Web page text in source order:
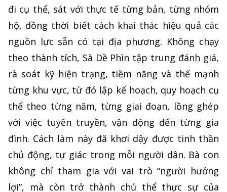
đi cụ thể, sát với thực tế từng bản, từng nhóm
hộ, đồng thời biết cách khai thác hiệu quả các
nguồn lực sẵn có tại địa phương. Không chạy
theo thành tích, Sà Dề Phìn tập trung đánh giá,
rà soát kỹ hiện trạng, tiềm năng và thế mạnh
từng khu vực, từ đó lập kế hoạch, quy hoạch cụ
thể theo từng năm, từng giai đoạn, lồng ghép
với việc tuyên truyền, vận động đến từng gia
đình. Cách làm này đã khơi dậy được tinh thần
chủ động, tự giác trong mỗi người dân. Bà con
không chỉ tham gia với vai trò “người hưởng
lợi”, mà còn trở thành chủ thể thực sự của